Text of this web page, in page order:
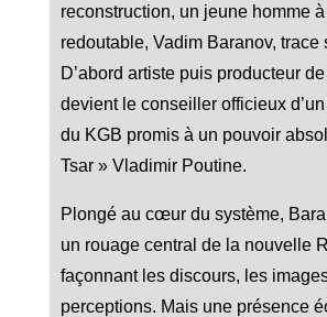
reconstruction, un jeune homme
redoutable, Vadim Baranov, trace
D’abord artiste puis producteur
devient le conseiller officieux
du KGB promis à un pouvoir
Tsar » Vladimir Poutine.
Plongé au cœur du système,
un rouage central de la nouvelle
façonnant les discours, les
perceptions. Mais une présence